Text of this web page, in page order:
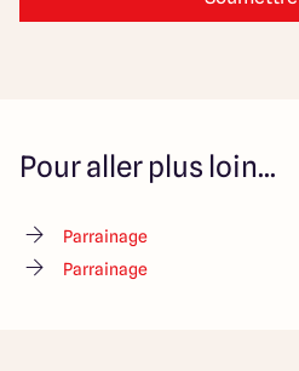
Pour aller plus loin...
Parrainage
Parrainage